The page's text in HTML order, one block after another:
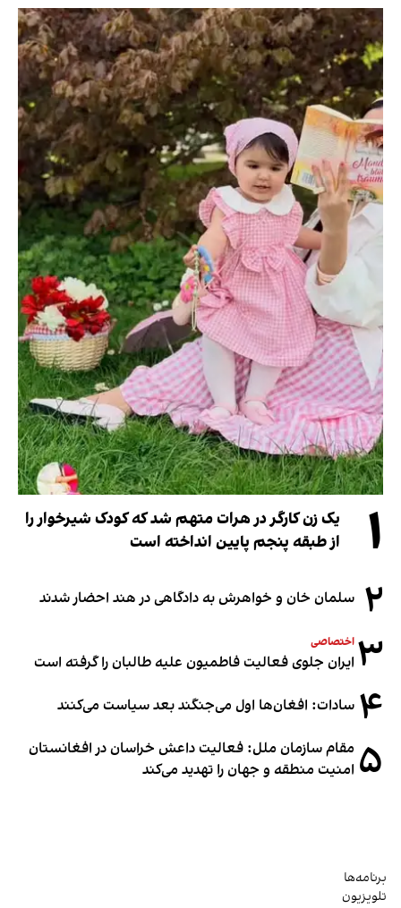
۱
یک زن کارگر در هرات متهم شد که کودک شیرخوار را
از طبقه پنجم پایین انداخته است
۲ سلمان خان و خواهرش به دادگاهی در هند احضار شدند
۳ اختصاصی
ایران جلوی فعالیت فاطمیون علیه طالبان را گرفته است
۴ سادات: افغان‌ها اول می‌جنگند بعد سیاست می‌کنند
۵ مقام سازمان ملل: فعالیت داعش خراسان در افغانستان
امنیت منطقه و جهان را تهدید می‌کند
برنامه‌ها
تلویزیون